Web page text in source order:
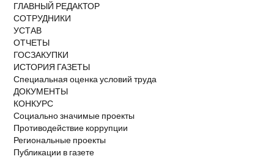
ГЛАВНЫЙ РЕДАКТОР
СОТРУДНИКИ
УСТАВ
ОТЧЕТЫ
ГОСЗАКУПКИ
ИСТОРИЯ ГАЗЕТЫ
Специальная оценка условий труда
ДОКУМЕНТЫ
КОНКУРС
Социально значимые проекты
Противодействие коррупции
Региональные проекты
Публикации в газете